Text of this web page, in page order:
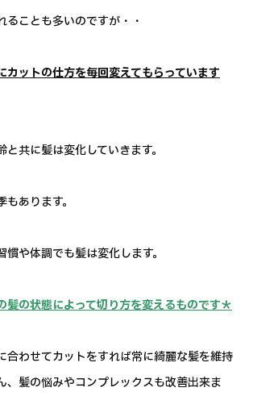
ることも多いのですが・・
カットの仕方を毎回変えてもらっています
共に髪は変化していきます。
あります。
や体調でも髪は変化します。
髪の状態によって切り方を変えるものです＊
合わせてカットをすれば常に綺麗な髪を維持
、髪の悩みやコンプレックスも改善出来ま